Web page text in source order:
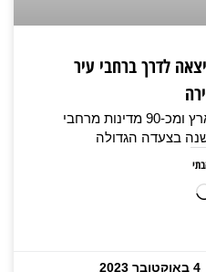
צעדת ירושלים ה-68 יצאה לדרך ברחבי עיר
עשרות אלפי צועדים מהארץ ומכ-90 מדינות מרחבי
בצעדה הגדולה